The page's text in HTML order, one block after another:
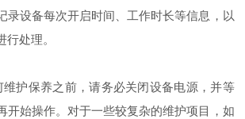
录设备每次开启时间、工作时长等信息，以
处理。
保养之前，请务必关闭设备电源，并等
开始操作。对于一些较复杂的维护项目，如